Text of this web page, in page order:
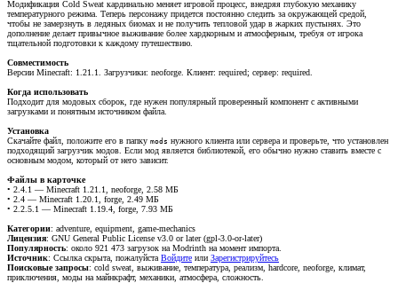
Модификация Cold Sweat кардинально меняет игровой процесс, внедряя глубокую механику
температурного режима. Теперь персонажу придется постоянно следить за окружающей средой,
чтобы не замерзнуть в ледяных биомах и не получить тепловой удар в жарких пустынях. Это
дополнение делает привычное выживание более хардкорным и атмосферным, требуя от игрока
тщательной подготовки к каждому путешествию.
Совместимость
Версии Minecraft: 1.21.1. Загрузчики: neoforge. Клиент: required; сервер: required.
Когда использовать
Подходит для модовых сборок, где нужен популярный проверенный компонент с активными
загрузками и понятным источником файла.
Установка
Скачайте файл, положите его в папку mods нужного клиента или сервера и проверьте, что установлен
подходящий загрузчик модов. Если мод является библиотекой, его обычно нужно ставить вместе с
основным модом, который от него зависит.
Файлы в карточке
• 2.4.1 — Minecraft 1.21.1, neoforge, 2.58 МБ
• 2.4 — Minecraft 1.20.1, forge, 2.49 МБ
• 2.2.5.1 — Minecraft 1.19.4, forge, 7.93 МБ
Категории: adventure, equipment, game-mechanics
Лицензия: GNU General Public License v3.0 or later (gpl-3.0-or-later)
Популярность: около 921 473 загрузок на Modrinth на момент импорта.
Источник: Ссылка скрыта, пожалуйста Войдите или Зарегистрируйтесь
Поисковые запросы: cold sweat, выживание, температура, реализм, hardcore, neoforge, климат,
приключения, моды на майнкрафт, механики, атмосфера, сложность.